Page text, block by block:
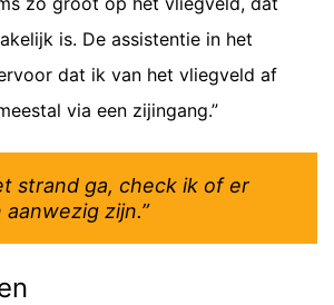
is. De assistentie in het
dat ik van het vliegveld af
via een zijingang.”
strand ga, check ik of er
zijn.”